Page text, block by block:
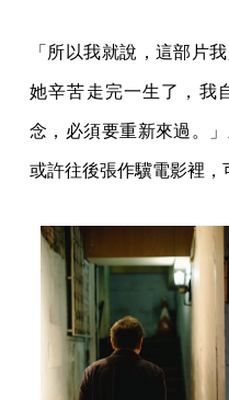
「所以我就說，這部片
她辛苦走完一生了，我
念，必須要重新來過。
或許往後張作驥電影裡，